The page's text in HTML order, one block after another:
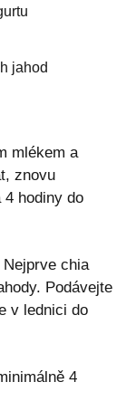
jahod
mlékem a
znovu
4 hodiny do
chia
Podávejte
v lednici do
4